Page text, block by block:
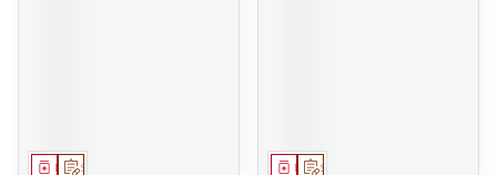
Sur prescription
Médicament Sur prescription
Médicament